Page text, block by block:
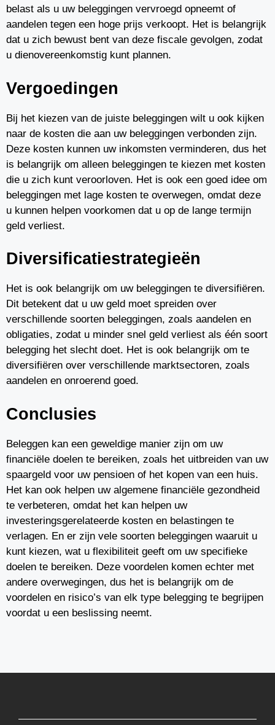
belast als u uw beleggingen vervroegd opneemt of
aandelen tegen een hoge prijs verkoopt. Het is belangrijk
dat u zich bewust bent van deze fiscale gevolgen, zodat
u dienovereenkomstig kunt plannen.
Vergoedingen
Bij het kiezen van de juiste beleggingen wilt u ook kijken
naar de kosten die aan uw beleggingen verbonden zijn.
Deze kosten kunnen uw inkomsten verminderen, dus het
is belangrijk om alleen beleggingen te kiezen met kosten
die u zich kunt veroorloven. Het is ook een goed idee om
beleggingen met lage kosten te overwegen, omdat deze
u kunnen helpen voorkomen dat u op de lange termijn
geld verliest.
Diversificatiestrategieën
Het is ook belangrijk om uw beleggingen te diversifiëren.
Dit betekent dat u uw geld moet spreiden over
verschillende soorten beleggingen, zoals aandelen en
obligaties, zodat u minder snel geld verliest als één soort
belegging het slecht doet. Het is ook belangrijk om te
diversifiëren over verschillende marktsectoren, zoals
aandelen en onroerend goed.
Conclusies
Beleggen kan een geweldige manier zijn om uw
financiële doelen te bereiken, zoals het uitbreiden van uw
spaargeld voor uw pensioen of het kopen van een huis.
Het kan ook helpen uw algemene financiële gezondheid
te verbeteren, omdat het kan helpen uw
investeringsgerelateerde kosten en belastingen te
verlagen. En er zijn vele soorten beleggingen waaruit u
kunt kiezen, wat u flexibiliteit geeft om uw specifieke
doelen te bereiken. Deze voordelen komen echter met
andere overwegingen, dus het is belangrijk om de
voordelen en risico’s van elk type belegging te begrijpen
voordat u een beslissing neemt.